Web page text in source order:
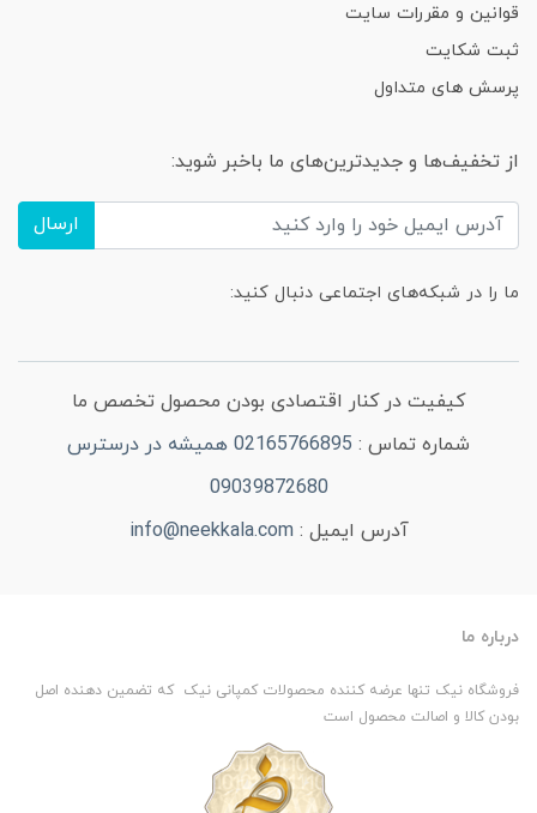
قوانین و مقررات سایت
ثبت شکایت
پرسش های متداول
از تخفیف‌ها و جدیدترین‌های ما باخبر شوید:
ارسال
ما را در شبکه‌های اجتماعی دنبال کنید:
کیفیت در کنار اقتصادی بودن محصول تخصص ما
شماره تماس :
02165766895 همیشه در درسترس
09039872680
آدرس ایمیل : info@neekkala.com
درباره ما
فروشگاه نیک تنها عرضه کننده محصولات کمپانی نیک که تضمین دهنده اصل
بودن کالا و اصالت محصول است